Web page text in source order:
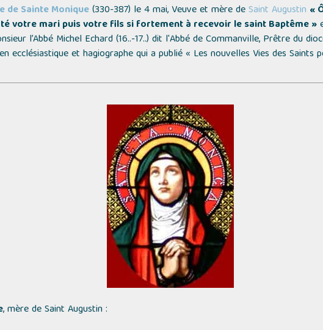
de Sainte Monique(330-387) le 4 mai, Veuve et mère deSaint Augustin «
votre mari puis votre fils si fortement à recevoir le saint Baptême »
l’Abbé Michel Echard (16..-17..) dit l'Abbé de Commanville, Prêtre du
ecclésiastique et hagiographe qui a publié« Les nouvelles Vies des Saints
, mère de Saint Augustin :